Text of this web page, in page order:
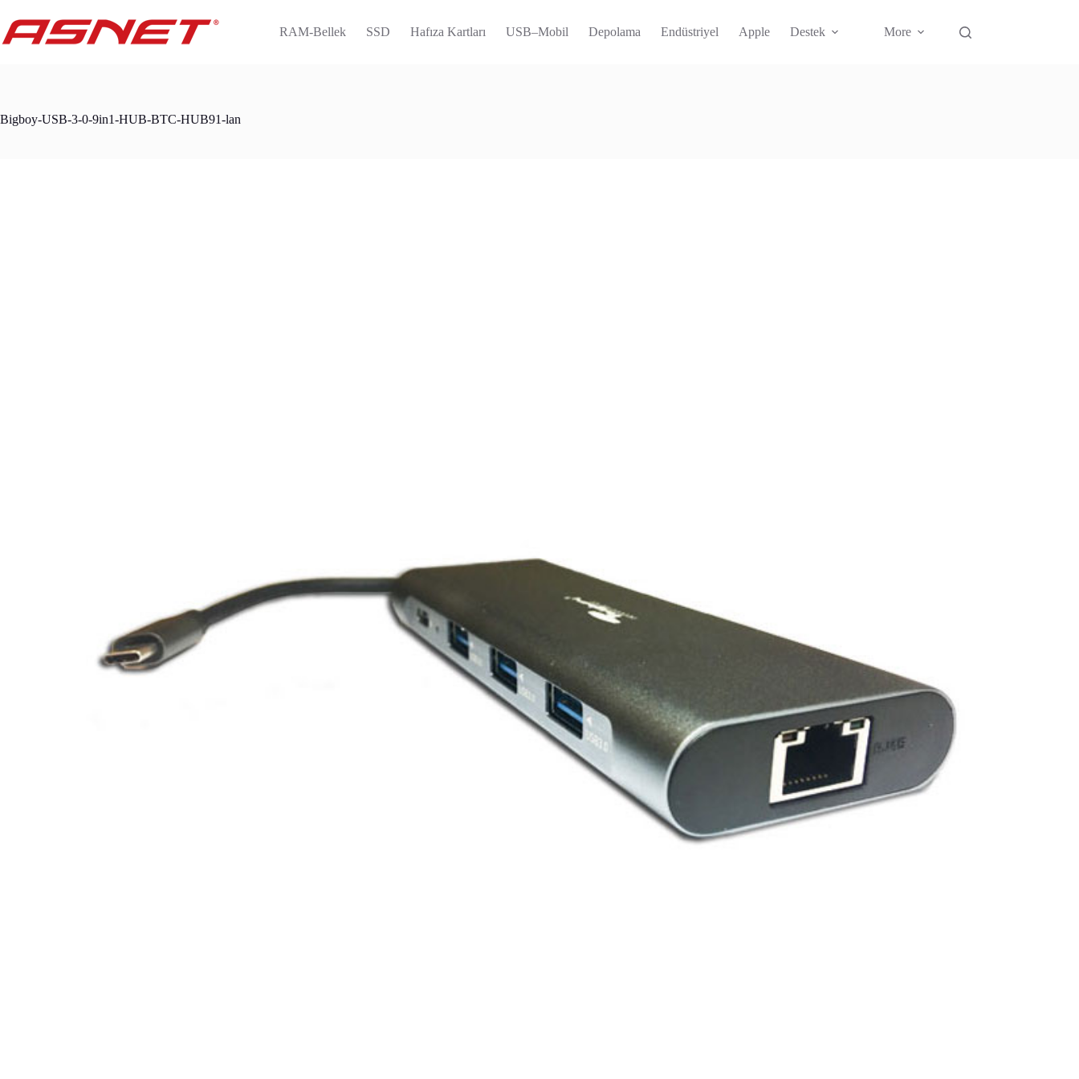
content
RAM-Bellek SSD Hafıza Kartları USB–Mobil Depolama Endüstriyel Apple Destek More
Bigboy-USB-3-0-9in1-HUB-BTC-HUB91-lan